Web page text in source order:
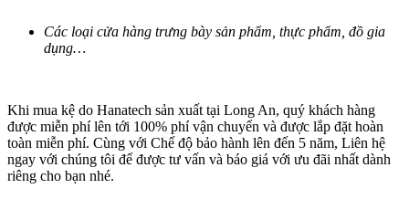
Các loại cửa hàng trưng bày sản phẩm, thực phẩm, đồ gia
dụng…
Khi mua kệ do Hanatech sản xuất tại Long An, quý khách hàng
được miễn phí lên tới 100% phí vận chuyển và được lắp đặt hoàn
toàn miễn phí. Cùng với Chế độ bảo hành lên đến 5 năm, Liên hệ
ngay với chúng tôi để được tư vấn và báo giá với ưu đãi nhất dành
riêng cho bạn nhé.